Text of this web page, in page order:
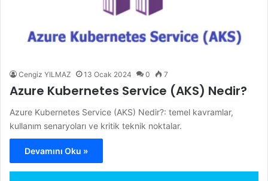
Cengiz YILMAZ 13 Ocak 2024 0 7
Azure Kubernetes Service (AKS) Nedir?
Azure Kubernetes Service (AKS) Nedir?: temel kavramlar,
kullanım senaryoları ve kritik teknik noktalar.
Devamını Oku »